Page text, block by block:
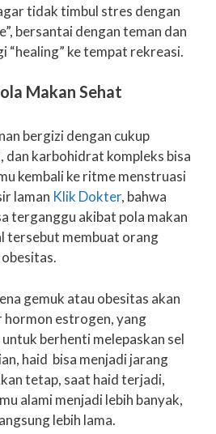
tidak timbul stres dengan
bersantai dengan teman dan
“healing” ke tempat rekreasi.
Makan Sehat
bergizi dengan cukup
dan karbohidrat kompleks bisa
kembali ke ritme menstruasi
laman Klik Dokter, bahwa
terganggu akibat pola makan
tersebut membuat orang
gemuk atau obesitas akan
estrogen, yang
berhenti melepaskan sel
haid bisa menjadi jarang
tetap, saat haid terjadi,
alami menjadi lebih banyak,
lebih lama.